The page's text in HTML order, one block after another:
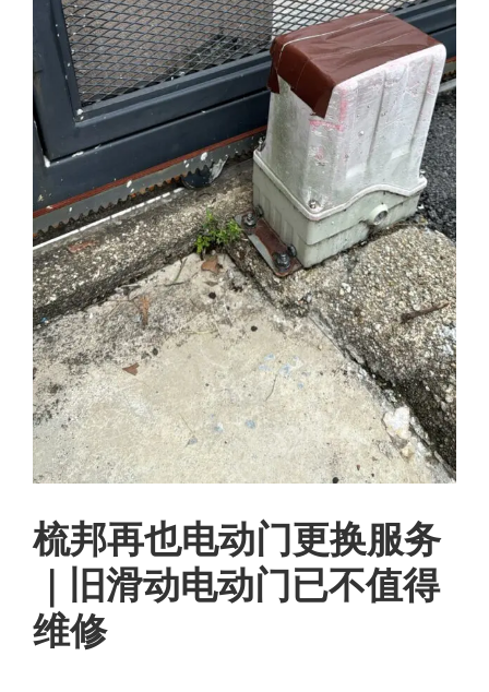
梳邦再也电动门更换服务
｜旧滑动电动门已不值得
维修